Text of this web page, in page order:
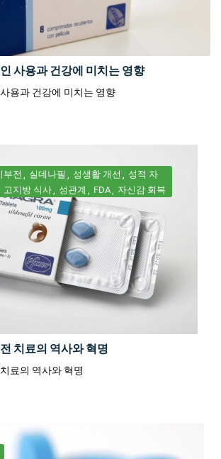
사용과 건강에 미치는 영향
용과 건강에 미치는 영향
부전 실데나필 성생활 개선
성적 자
고지방 식사 성관계 FDA 자신감 회복
치료의 역사와 혁명
료의 역사와 혁명